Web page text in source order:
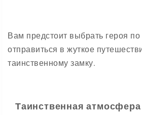
Вам предстоит выбрать героя
отправиться в жуткое
таинственному замку.
Таинственная атмосфера